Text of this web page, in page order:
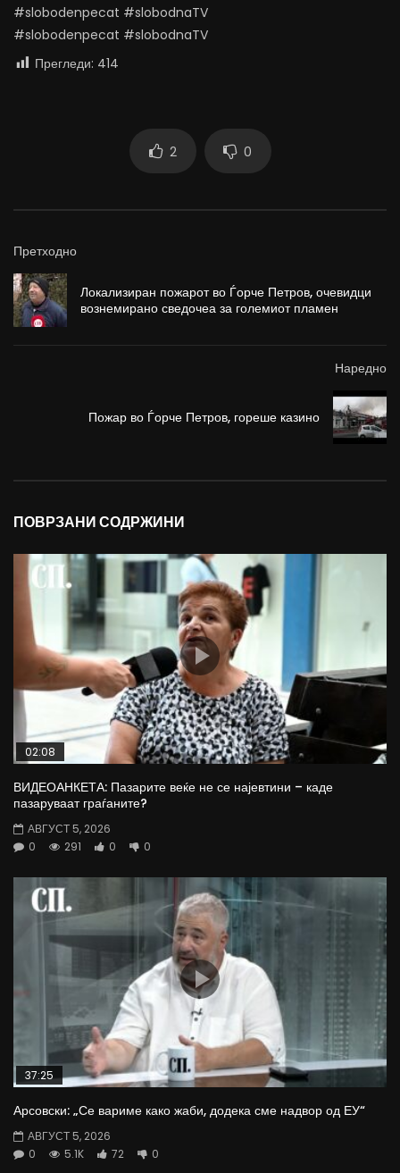
#slobodenpecat #slobodnaTV
#slobodenpecat #slobodnaTV
Прегледи: 414
2 0
Претходно
Локализиран пожарот во Ѓорче Петров, очевидци
вознемирано сведочеа за големиот пламен
Наредно
Пожар во Ѓорче Петров, гореше казино
ПОВРЗАНИ СОДРЖИНИ
02:08
ВИДЕОАНКЕТА: Пазарите веќе не се најевтини – каде
пазаруваат граѓаните?
АВГУСТ 5, 2026
0
291 0 0
37:25
Арсовски: „Се вариме како жаби, додека сме надвор од ЕУ“
АВГУСТ 5, 2026
0
5.1K 72 0